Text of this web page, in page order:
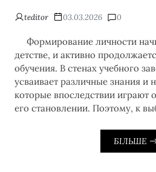
teditor 03.03.2026 0
Формирование личности
детстве, и активно
обучения. В стенах учебного
усваивает различные знания и
которые впоследствии играют
его становлении. Поэтому, к
БІЛЬШЕ